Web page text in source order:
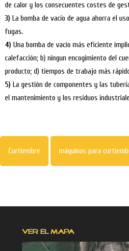
de calor y los consecuentes costes de
3) La bomba de vacío de agua ahorra el
fugas.
4) Una bomba de vacío más eficiente
calefacción; b) ningun encogimiento del
producto; d) tiempos de trabajo más
5) La gestión de componentes y las
el mantenimiento y los residuos
Curtiembre máquinas para
VER EL MAPA